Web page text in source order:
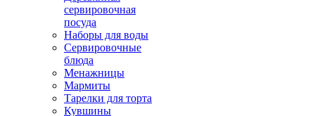
сервировочная
посуда
Наборы для воды
Сервировочные
блюда
Менажницы
Мармиты
Тарелки для торта
Кувшины